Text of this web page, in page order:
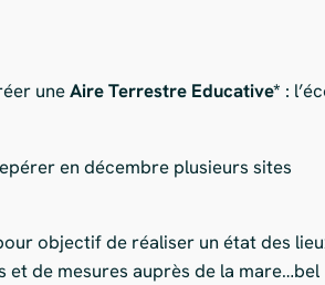
uneAire Terrestre Educative* :
en décembre plusieurs sites
objectif de réaliser un état des
et de mesures auprès de la mare…bel